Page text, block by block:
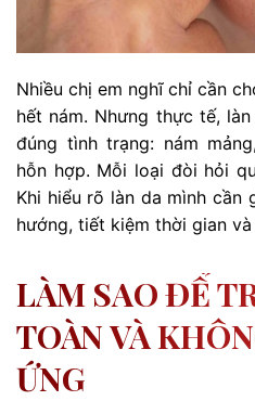
Nhiều chị em nghĩ chỉ cần
hết nám. Nhưng thực tế,
đúng tình trạng: nám
hỗn hợp. Mỗi loại đòi hỏi
Khi hiểu rõ làn da mình
hướng, tiết kiệm thời gian
LÀM SAO ĐỂ
TOÀN VÀ
ỨNG